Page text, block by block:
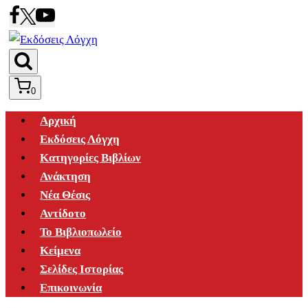
Skip
to
content
0
Αρχική
Εκδόσεις Λόγχη
Κατηγορίες Βιβλίων
Ανάκτηση
Νέα Θέσις
Αντίδοτο
Το Βιβλιοπωλείο
Κείμενα
Σελίδες Ιστορίας
Επικοινωνία